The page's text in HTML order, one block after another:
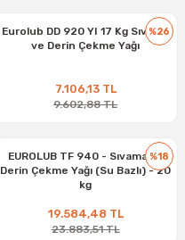
%26
Eurolub DD 920 YI 17 Kg Sıvama
ve Derin Çekme Yağı
7.106,13 TL
9.602,88 TL
%18
EUROLUB TF 940 - Sıvama ve
Derin Çekme Yağı (Su Bazlı) - 20
kg
19.584,48 TL
23.883,51 TL